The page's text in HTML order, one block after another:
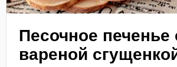
Песочное печенье
вареной